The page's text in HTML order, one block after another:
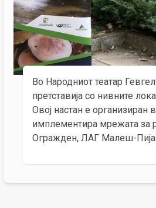
Во Народниот театар
претставија со нивните
Овој настан е организиран
имплементира мрежата за
Огражден, ЛАГ Малеш-